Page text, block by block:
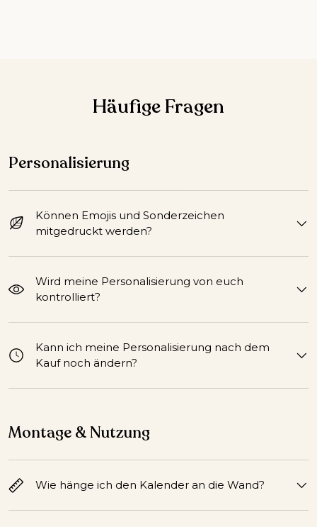
Häufige Fragen
Personalisierung
Können Emojis und Sonderzeichen
mitgedruckt werden?
Wird meine Personalisierung von euch
kontrolliert?
Kann ich meine Personalisierung nach dem
Kauf noch ändern?
Montage & Nutzung
Wie hänge ich den Kalender an die Wand?